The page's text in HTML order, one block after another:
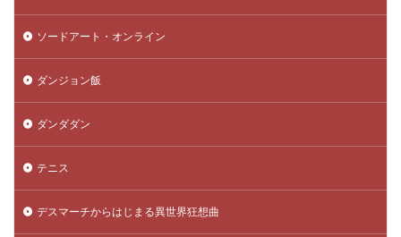
ソードアート・オンライン
ダンジョン飯
ダンダダン
テニス
デスマーチからはじまる異世界狂想曲